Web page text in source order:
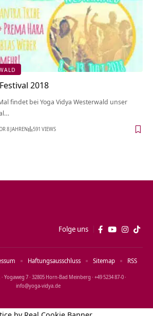
2018
findet bei Yoga Vidya Westerwald unser
8 JAHREN 591 VIEWS
Folge uns
Yogaweg 7 · 32805 Horn‑Bad Meinberg · +49 5234 87‑0 ·
info@yoga‑vidya.de
Haftungsausschluss Sitemap RSS